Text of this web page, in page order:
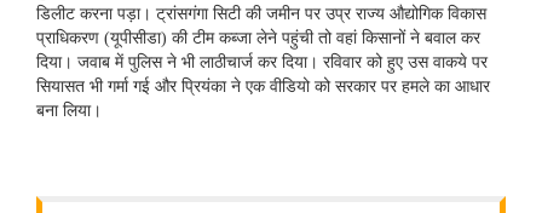
डिलीट करना पड़ा। ट्रांसगंगा सिटी की जमीन पर उप्र राज्य औद्योगिक विकास
प्राधिकरण (यूपीसीडा) की टीम कब्जा लेने पहुंची तो वहां किसानों ने बवाल कर
दिया। जवाब में पुलिस ने भी लाठीचार्ज कर दिया। रविवार को हुए उस वाकये पर
सियासत भी गर्मा गई और प्रियंका ने एक वीडियो को सरकार पर हमले का आधार
बना लिया।